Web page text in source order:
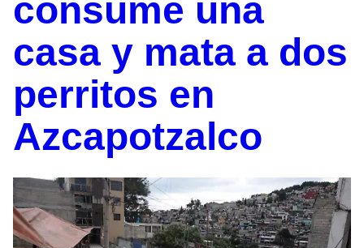
consume una
casa y mata a dos
perritos en
Azcapotzalco